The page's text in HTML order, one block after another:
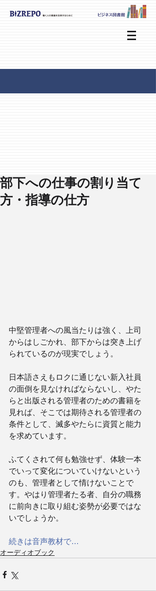
部下への仕事の割り当て
方・指導の仕方
中堅管理者への風当たりは強く、上司
からはしごかれ、部下からは突き上げ
られているのが現実でしょう。
日本語さえもロクに通じない新入社員
の面倒を見なければならないし、やた
らと出版される管理者のための書籍を
見れば、そこでは期待される管理者の
条件として、滅多やたらに資質と能力
を求めています。
ふてくされて何も勉強せず、体験一本
でいって変化についていけないという
のも、管理者として情けないことで
す。やはり管理者たる者、自分の職務
に前向きに取り組む姿勢が必要ではな
いでしょうか。
続きは音声教材で…
オーディオブック